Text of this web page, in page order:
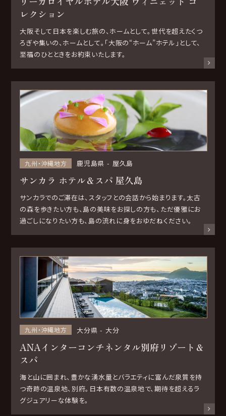
レクション
大阪そして日本を楽しむ旅の、ホームとして。世代を超えたくつ
ろぎや集いの、ホームとして。「大阪の“ホーム”ホテル」として、
至福のひとときをお約束いたします。
九州・沖縄地方 鹿児島県 屋久島
サンカラ ホテル＆スパ 屋久島
サンカラでのご滞在は、スタッフとの会話から始まります。太古
の森を歩きたい方も、島の美味をお探しの方も、ただ優雅にお
過ごしになりたい方も、島の流れに身をおゆだねください。
九州・沖縄地方 大分県 大分
ANAインターコンチネンタル別府リゾート＆
スパ
海と山に囲まれ、豊かな湧水量とバラエティに富んだ泉質を持
つ奇跡の温泉地、別府。日本有数の温泉地で、期待を超えるラ
グジュアリーな体験を。